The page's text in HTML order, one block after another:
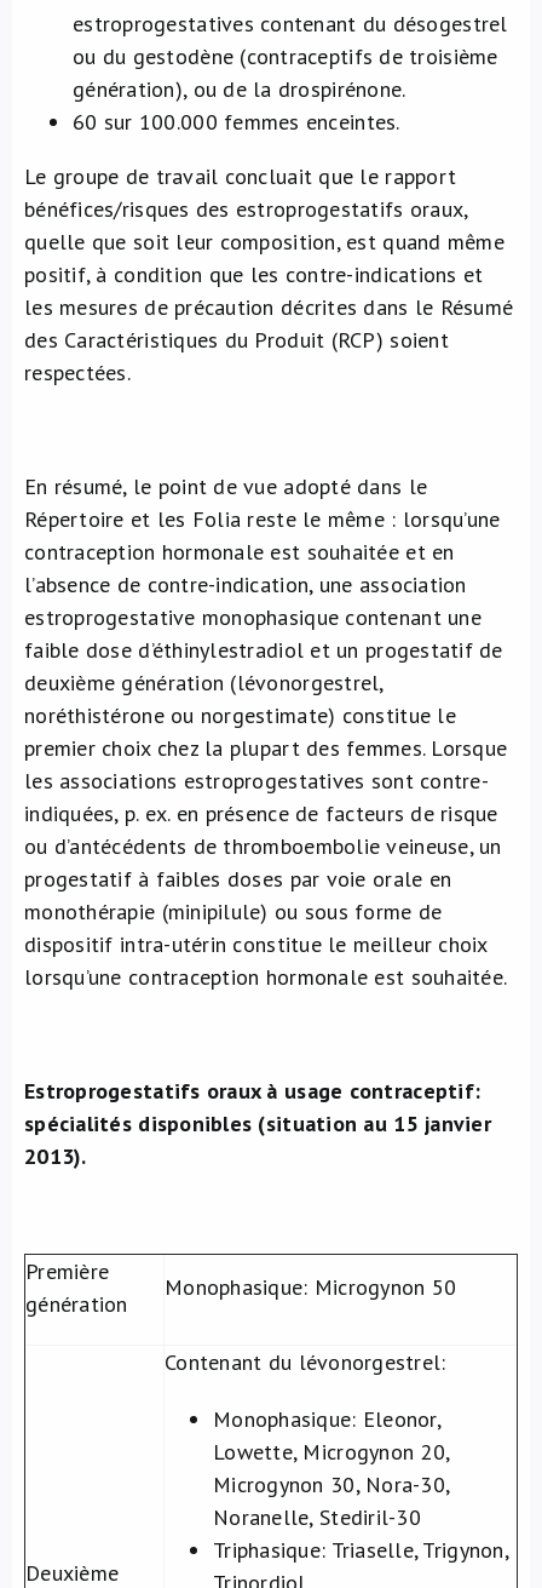
estroprogestatives contenant du désogestrel
ou du gestodène (contraceptifs de troisième
génération), ou de la drospirénone.
60 sur 100.000 femmes enceintes.
Le groupe de travail concluait que le rapport
bénéfices/risques des estroprogestatifs oraux,
quelle que soit leur composition, est quand même
positif, à condition que les contre-indications et
les mesures de précaution décrites dans le Résumé
des Caractéristiques du Produit (RCP) soient
respectées.
En résumé, le point de vue adopté dans le
Répertoire et les Folia reste le même : lorsqu’une
contraception hormonale est souhaitée et en
l’absence de contre-indication, une association
estroprogestative monophasique contenant une
faible dose d’éthinylestradiol et un progestatif de
deuxième génération (lévonorgestrel,
noréthistérone ou norgestimate) constitue le
premier choix chez la plupart des femmes. Lorsque
les associations estroprogestatives sont contre-
indiquées, p. ex. en présence de facteurs de risque
ou d’antécédents de thromboembolie veineuse, un
progestatif à faibles doses par voie orale en
monothérapie (minipilule) ou sous forme de
dispositif intra-utérin constitue le meilleur choix
lorsqu’une contraception hormonale est souhaitée.
Estroprogestatifs oraux à usage contraceptif:
spécialités disponibles (situation au 15 janvier
2013).
Première
génération
Monophasique: Microgynon 50
Deuxième
Contenant du lévonorgestrel:
Monophasique: Eleonor,
Lowette, Microgynon 20,
Microgynon 30, Nora-30,
Noranelle, Stediril-30
Triphasique: Triaselle, Trigynon,